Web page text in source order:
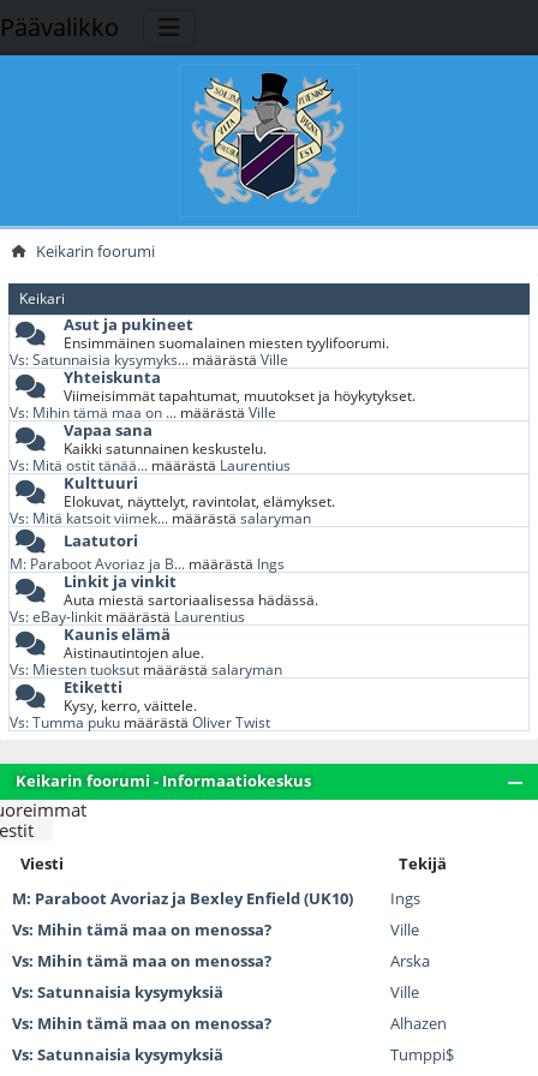
Päävalikko
Keikarin foorumi
Keikari
Asut ja pukineet
Ensimmäinen suomalainen miesten tyylifoorumi.
Vs: Satunnaisia kysymyks... määrästäVille
Yhteiskunta
Viimeisimmät tapahtumat, muutokset ja höykytykset.
Vs: Mihin tämä maa on ... määrästäVille
Vapaa sana
Kaikki satunnainen keskustelu.
Vs: Mitä ostit tänää... määrästä Laurentius
Kulttuuri
Elokuvat, näyttelyt, ravintolat, elämykset.
Vs: Mitä katsoit viimek... määrästäsalaryman
Laatutori
M: Paraboot Avoriaz ja B... määrästä Ings
Linkit ja vinkit
Auta miestä sartoriaalisessa hädässä.
Vs: eBay-linkit määrästä Laurentius
Kaunis elämä
Aistinautintojen alue.
Vs: Miesten tuoksut määrästäsalaryman
Etiketti
Kysy, kerro, väittele.
Vs: Tumma puku määrästäOliver Twist
Keikarin foorumi - Informaatiokeskus
Viesti
Tekijä
M: Paraboot Avoriaz ja Bexley Enfield (UK10)
Ings
Vs: Mihin tämä maa on menossa?
Ville
Vs: Mihin tämä maa on menossa?
Arska
Vs: Satunnaisia kysymyksiä
Ville
Vs: Mihin tämä maa on menossa?
Alhazen
Vs: Satunnaisia kysymyksiä
Tumppi$